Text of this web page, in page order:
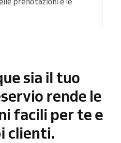
sia il tuo
rende le
facili per te e
clienti.